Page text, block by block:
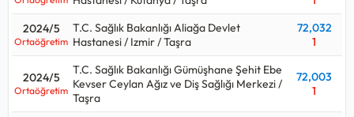
2024/5
Ortaöğretim
T.C. Sağlık Bakanlığı Aliağa Devlet
Hastanesi / Izmir / Taşra
72,032
1
2024/5
Ortaöğretim
T.C. Sağlık Bakanlığı Gümüşhane Şehit Ebe
Kevser Ceylan Ağız ve Diş Sağlığı Merkezi /
Taşra
72,003
1